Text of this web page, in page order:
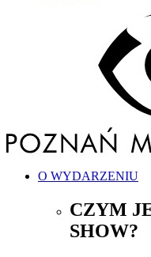
O WYDARZENIU
CZYM
SHOW?